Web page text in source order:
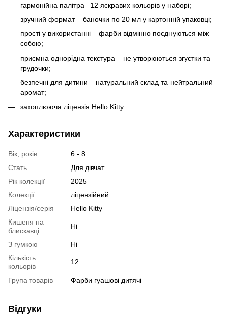
гармонійна палітра –12 яскравих кольорів у наборі;
зручний формат – баночки по 20 мл у картонній упаковці;
прості у використанні – фарби відмінно поєднуються між
собою;
приємна однорідна текстура – не утворюються згустки та
грудочки;
безпечні для дитини – натуральний склад та нейтральний
аромат;
захоплююча ліцензія Hello Kitty.
Характеристики
Вік, років
6 - 8
Стать
Для дівчат
Рік колекції
2025
Колекції
ліцензійний
Ліцензія/серія
Hello Kitty
Кишеня на
блискавці
Ні
З гумкою
Ні
Кількість
кольорів
12
Група товарів Фарби гуашові дитячі
Відгуки